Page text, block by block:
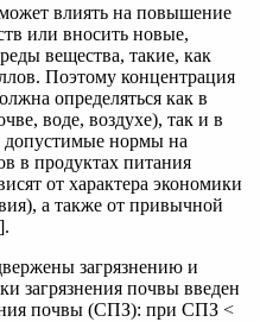
влиять на повышение
или вносить новые,
вещества, такие, как
Поэтому концентрация
определяться как в
воде, воздухе), так и в
нормы на
в продуктах питания
от характера экономики
а также от привычной
загрязнению и
загрязнения почвы введен
почвы (СПЗ): при СПЗ <